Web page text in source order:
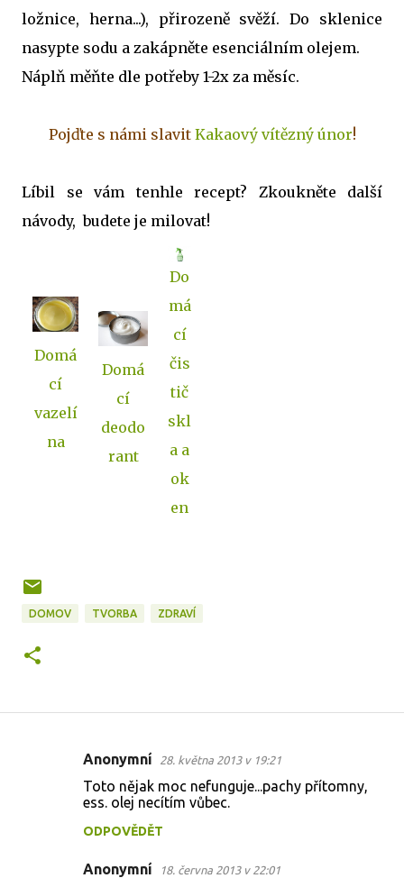
ložnice, herna...), přirozeně svěží. Do sklenice
nasypte sodu a zakápněte esenciálním olejem.
Náplň měňte dle potřeby 1-2x za měsíc.
Pojďte s námi slavit Kakaový vítězný únor!
Líbil se vám tenhle recept? Zkoukněte další
návody, budete je milovat!
Domá
cí
vazelí
na
Domá
cí
deodo
rant
Do
má
cí
čis
tič
skl
a a
ok
en
DOMOV TVORBA ZDRAVÍ
Anonymní 28. května 2013 v 19:21
Toto nějak moc nefunguje...pachy přítomny,
ess. olej necítím vůbec.
ODPOVĚDĚT
Anonymní 18. června 2013 v 22:01